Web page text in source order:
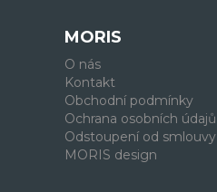
MORIS
O nás
Kontakt
Obchodní podmínky
Ochrana osobních údajů
Odstoupení od smlouvy
MORIS design